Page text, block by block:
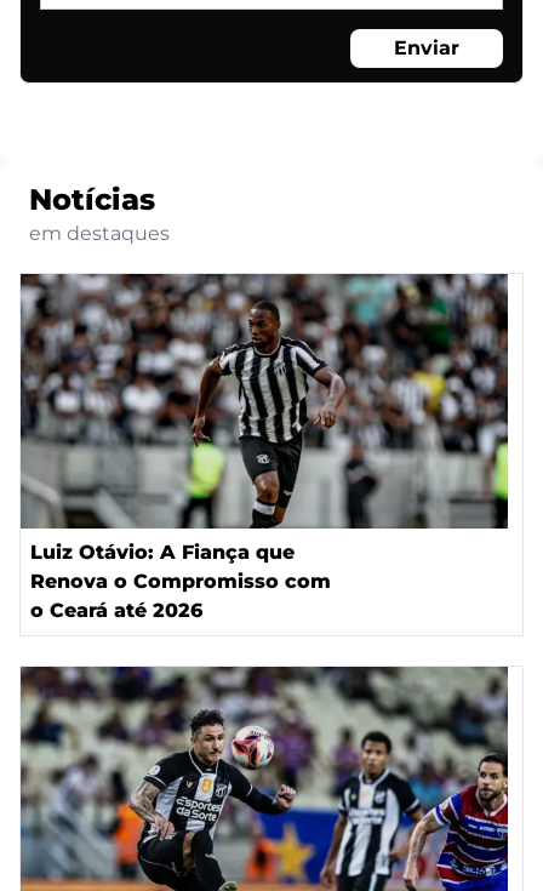
Enviar
Notícias
em destaques
Luiz Otávio: A Fiança que
Renova o Compromisso com
o Ceará até 2026